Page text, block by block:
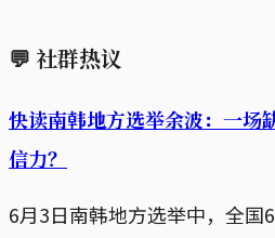
💬 社群热议
快读南韩地方选举余波：一场
信力？
6月3日南韩地方选举中，全国